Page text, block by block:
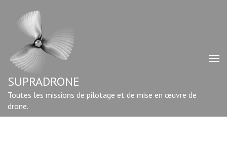
contenu
Entrée)
SUPRADRONE
Toutes les missions de pilotage et de mise en œuvre de
drone.